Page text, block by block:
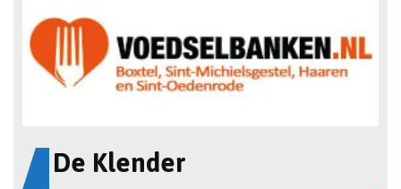
De Klender